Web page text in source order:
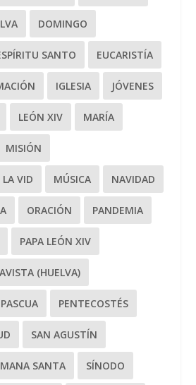
DOMINGO
SANTO EUCARISTÍA
IGLESIA JÓVENES
LEÓN XIV MARÍA
MISIÓN
VID MÚSICA NAVIDAD
ORACIÓN PANDEMIA
PAPA LEÓN XIV
(HUELVA)
PASCUA PENTECOSTÉS
SAN AGUSTÍN
SANTA SÍNODO